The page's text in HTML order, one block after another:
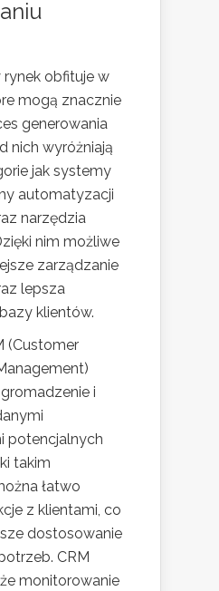
rynek obfituje w
mogą znacznie
generowania
nich wyróżniają
jak systemy
automatyzacji
narzędzia
nim możliwe
zarządzanie
lepsza
klientów.
(Customer
i
potencjalnych
takim
łatwo
z klientami, co
dostosowanie
CRM
monitorowanie